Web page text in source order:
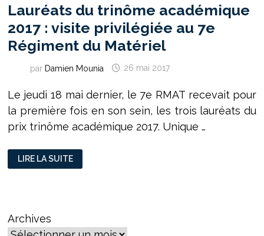
Lauréats du trinôme académique
2017 : visite privilégiée au 7e
Régiment du Matériel
par Damien Mounia 26 mai 2017
Le jeudi 18 mai dernier, le 7e RMAT recevait pour
la première fois en son sein, les trois lauréats du
prix trinôme académique 2017. Unique …
LAURÉATS
DU
TRINÔME
AU
7E
LIRE LA SUITE
Archives